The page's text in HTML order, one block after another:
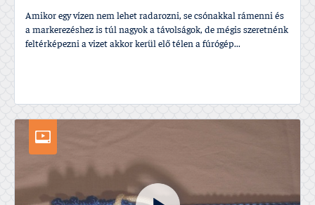
Amikor egy ví­zen nem lehet radarozni, se csónakkal rámenni és
a markerezéshez is túl nagyok a távolságok, de mégis szeretnénk
feltérképezni a vizet akkor kerül elő télen a fúrógép...